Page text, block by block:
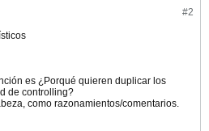
#2
es ¿Porqué quieren duplicar los
de controlling?
como razonamientos/comentarios.